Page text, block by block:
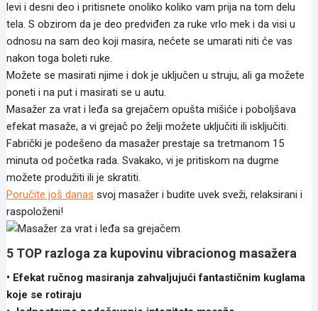
levi i desni deo i pritisnete onoliko koliko vam prija na tom delu
tela. S obzirom da je deo predviđen za ruke vrlo mek i da visi u
odnosu na sam deo koji masira, nećete se umarati niti će vas
nakon toga boleti ruke.
Možete se masirati njime i dok je uključen u struju, ali ga možete
poneti i na put i masirati se u autu.
Masažer za vrat i leđa sa grejačem opušta mišiće i poboljšava
efekat masaže, a vi grejač po želji možete uključiti ili isključiti.
Fabrički je podešeno da masažer prestaje sa tretmanom 15
minuta od početka rada. Svakako, vi je pritiskom na dugme
možete produžiti ili je skratiti.
Poručite još danas svoj masažer i budite uvek sveži, relaksirani i
raspoloženi!
5 TOP razloga za kupovinu vibracionog masažera
• Efekat ručnog masiranja zahvaljujući fantastičnim kuglama
koje se rotiraju